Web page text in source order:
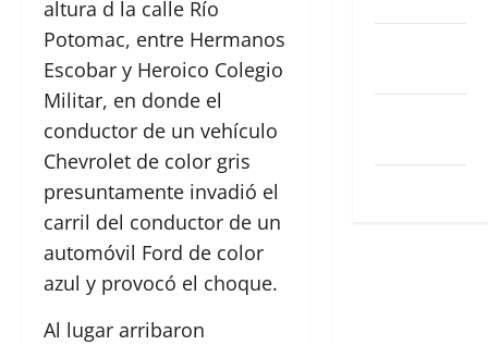
altura d la calle Río
Potomac, entre Hermanos
Escobar y Heroico Colegio
Militar, en donde el
conductor de un vehículo
Chevrolet de color gris
presuntamente invadió el
carril del conductor de un
automóvil Ford de color
azul y provocó el choque.
Al lugar arribaron